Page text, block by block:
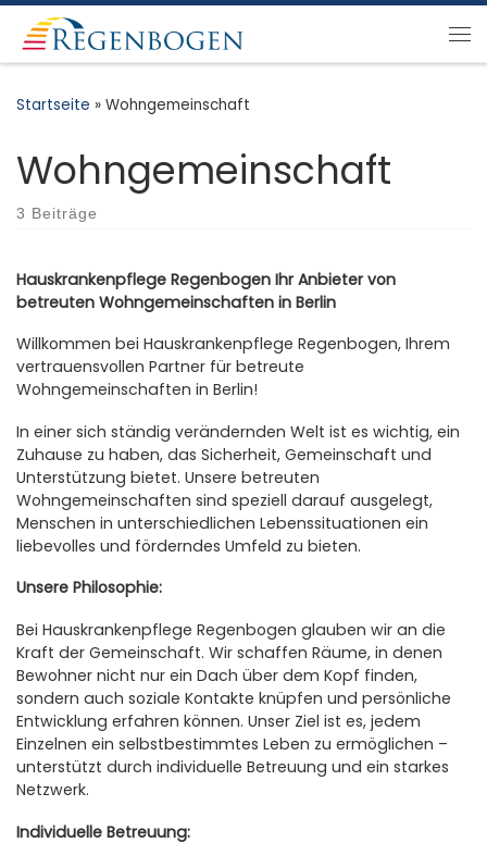
Zum Inhalt springen
Startseite » Wohngemeinschaft
Wohngemeinschaft
3 Beiträge
Hauskrankenpflege Regenbogen Ihr Anbieter von
betreuten Wohngemeinschaften in Berlin
Willkommen bei Hauskrankenpflege Regenbogen, Ihrem
vertrauensvollen Partner für betreute
Wohngemeinschaften in Berlin!
In einer sich ständig verändernden Welt ist es wichtig, ein
Zuhause zu haben, das Sicherheit, Gemeinschaft und
Unterstützung bietet. Unsere betreuten
Wohngemeinschaften sind speziell darauf ausgelegt,
Menschen in unterschiedlichen Lebenssituationen ein
liebevolles und förderndes Umfeld zu bieten.
Unsere Philosophie:
Bei Hauskrankenpflege Regenbogen glauben wir an die
Kraft der Gemeinschaft. Wir schaffen Räume, in denen
Bewohner nicht nur ein Dach über dem Kopf finden,
sondern auch soziale Kontakte knüpfen und persönliche
Entwicklung erfahren können. Unser Ziel ist es, jedem
Einzelnen ein selbstbestimmtes Leben zu ermöglichen –
unterstützt durch individuelle Betreuung und ein starkes
Netzwerk.
Individuelle Betreuung: